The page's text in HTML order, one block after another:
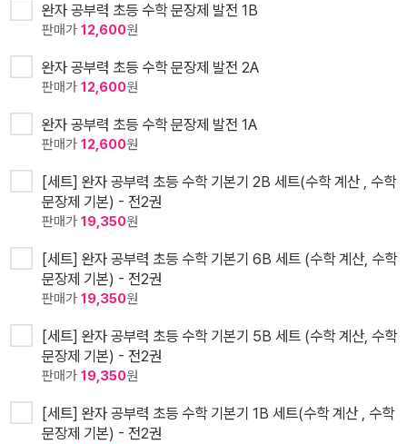
완자 공부력 초등 수학 문장제 발전 1B
판매가 12,600원
완자 공부력 초등 수학 문장제 발전 2A
판매가 12,600원
완자 공부력 초등 수학 문장제 발전 1A
판매가 12,600원
[세트] 완자 공부력 초등 수학 기본기 2B 세트(수학 계산 , 수학
문장제 기본) - 전2권
판매가 19,350원
[세트] 완자 공부력 초등 수학 기본기 6B 세트 (수학 계산, 수학
문장제 기본) - 전2권
판매가 19,350원
[세트] 완자 공부력 초등 수학 기본기 5B 세트 (수학 계산, 수학
문장제 기본) - 전2권
판매가 19,350원
[세트] 완자 공부력 초등 수학 기본기 1B 세트(수학 계산 , 수학
문장제 기본) - 전2권